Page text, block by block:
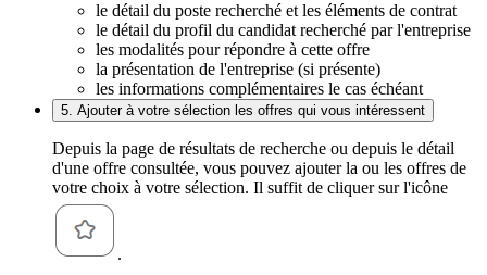
le détail du poste recherché et les éléments de contrat
le détail du profil du candidat recherché par l'entreprise
les modalités pour répondre à cette offre
la présentation de l'entreprise (si présente)
les informations complémentaires le cas échéant
5. Ajouter à votre sélection les offres qui vous intéressent
Depuis la page de résultats de recherche ou depuis le détail
d'une offre consultée, vous pouvez ajouter la ou les offres de
votre choix à votre sélection. Il suffit de cliquer sur l'icône
.